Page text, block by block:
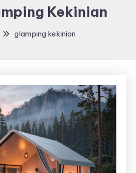
Kekinian
glamping kekinian